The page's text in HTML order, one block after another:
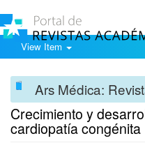
View Item
Ars Médica:
Crecimiento y
cardiopatía congénita